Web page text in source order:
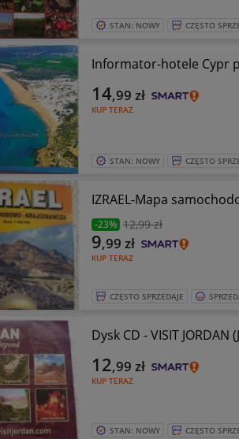
STAN: NOWY CZĘSTO
Informator-hotele Cypr
KUP TERAZ
14,99 zł
STAN: NOWY CZĘSTO
IZRAEL-Mapa
-23% 12,99 zł
KUP TERAZ
9,99 zł
CZĘSTO SPRZEDAJE
Dysk CD - VISIT
KUP TERAZ
12,99 zł
STAN: NOWY CZĘSTO